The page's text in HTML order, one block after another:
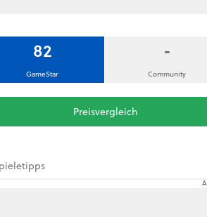
82
GameStar
-
Community
Preisvergleich